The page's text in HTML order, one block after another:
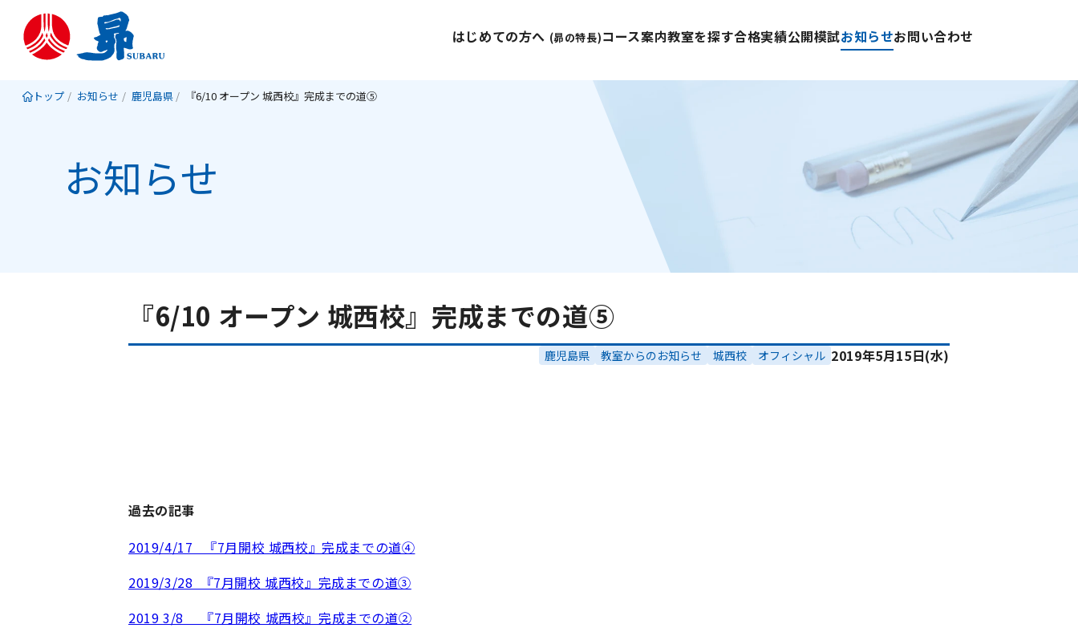
はじめての方へ (昴の特長)コース案内教室を探す合格実績公開模試お知らせお問い合わせ
トップ お知らせ 鹿児島県 『6/10 オープン 城西校』完成までの道⑤
お知らせ
『6/10 オープン 城西校』完成までの道⑤
鹿児島県 教室からのお知らせ 城西校 オフィシャル 2019年5月15日(水)
過去の記事
2019/4/17 『7月開校 城西校』完成までの道④
2019/3/28 『7月開校 城西校』完成までの道③
2019 3/8 『7月開校 城西校』完成までの道②